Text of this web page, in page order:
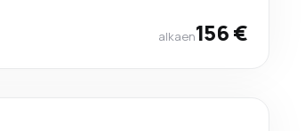
alkaen156 €